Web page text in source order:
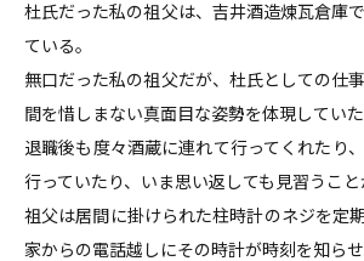
杜氏だった私の祖父は、吉井酒造煉瓦倉庫
ている。
無口だった私の祖父だが、杜氏としての仕
間を惜しまない真面目な姿勢を体現していた
退職後も度々酒蔵に連れて行ってくれたり
行っていたり、いま思い返しても見習うこと
祖父は居間に掛けられた柱時計のネジを定
家からの電話越しにその時計が時刻を知らせ